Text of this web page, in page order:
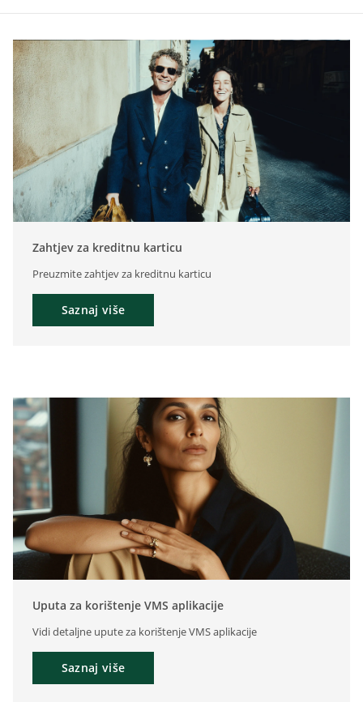
Zahtjev za kreditnu karticu
Preuzmite zahtjev za kreditnu karticu
Saznaj više
Uputa za korištenje VMS aplikacije
Vidi detaljne upute za korištenje VMS aplikacije
Saznaj više